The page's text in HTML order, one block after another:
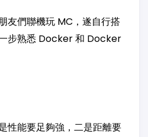
友們聯機玩 MC，遂自行搭
步熟悉 Docker 和 Docker
性能要足夠強，二是距離要